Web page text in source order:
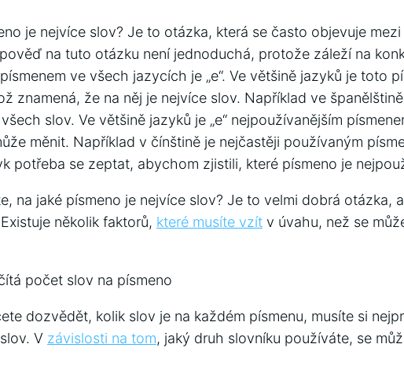
je nejvíce slov? Je to otázka, která se často objevuje
na tuto otázku není jednoduchá, protože záleží na
ve všech jazycích je „e“. Ve většině jazyků je toto
znamená, že na něj je nejvíce slov. Například ve španělštině
slov. Ve většině jazyků je „e“ nejpoužívanějším
měnit. Například v čínštině je nejčastěji používaným
potřeba se zeptat, abychom zjistili, které písmeno je
na jaké písmeno je nejvíce slov? Je to velmi dobrá otázka,
několik faktorů, které musíte vzít v úvahu, než se
počet slov na písmeno
dozvědět, kolik slov je na každém písmenu, musíte si
V závislosti na tom, jaký druh slovníku používáte, se